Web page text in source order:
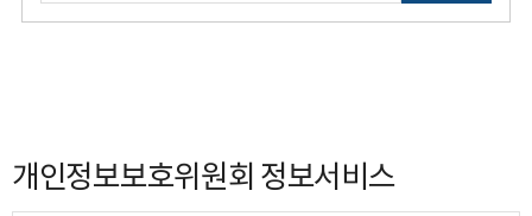
개인정보보호위원회 정보서비스